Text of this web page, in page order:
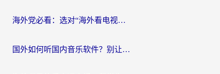
海外党必看：选对“海外看电视剧软件”，再也不用愁国内剧刷不了
国外如何听国内音乐软件？别让地域限制，断了你的中文歌单